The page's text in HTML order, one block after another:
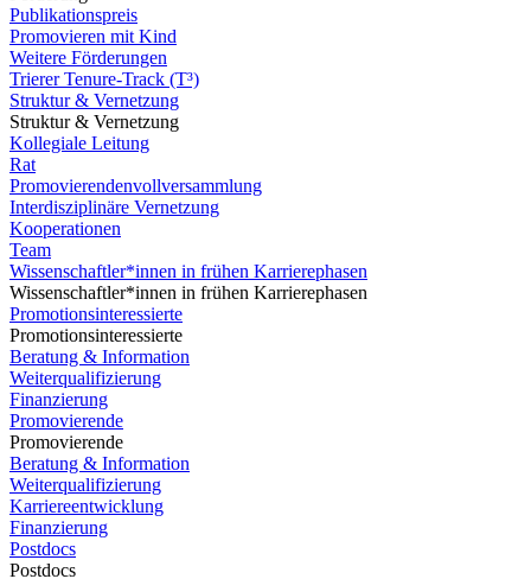
Publikationspreis
Promovieren mit Kind
Weitere Förderungen
Trierer Tenure-Track (T³)
Struktur & Vernetzung
Struktur & Vernetzung
Kollegiale Leitung
Rat
Promovierendenvollversammlung
Interdisziplinäre Vernetzung
Kooperationen
Team
Wissenschaftler*innen in frühen Karrierephasen
Wissenschaftler*innen in frühen Karrierephasen
Promotionsinteressierte
Promotionsinteressierte
Beratung & Information
Weiterqualifizierung
Finanzierung
Promovierende
Promovierende
Beratung & Information
Weiterqualifizierung
Karriereentwicklung
Finanzierung
Postdocs
Postdocs